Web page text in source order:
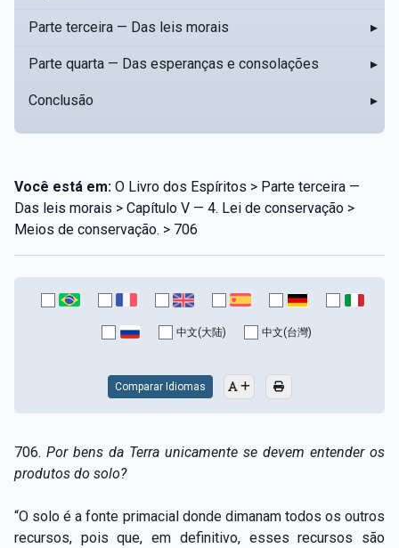
Parte terceira — Das leis morais ▸
Parte quarta — Das esperanças e consolações ▸
Conclusão ▸
Você está em: O Livro dos Espíritos > Parte terceira —
Das leis morais > Capítulo V — 4. Lei de conservação >
Meios de conservação. > 706
中文(大陆) 中文(台灣)
Comparar Idiomas
706. Por bens da Terra unicamente se devem entender os
produtos do solo?
“O solo é a fonte primacial donde dimanam todos os outros
recursos, pois que, em definitivo, esses recursos são